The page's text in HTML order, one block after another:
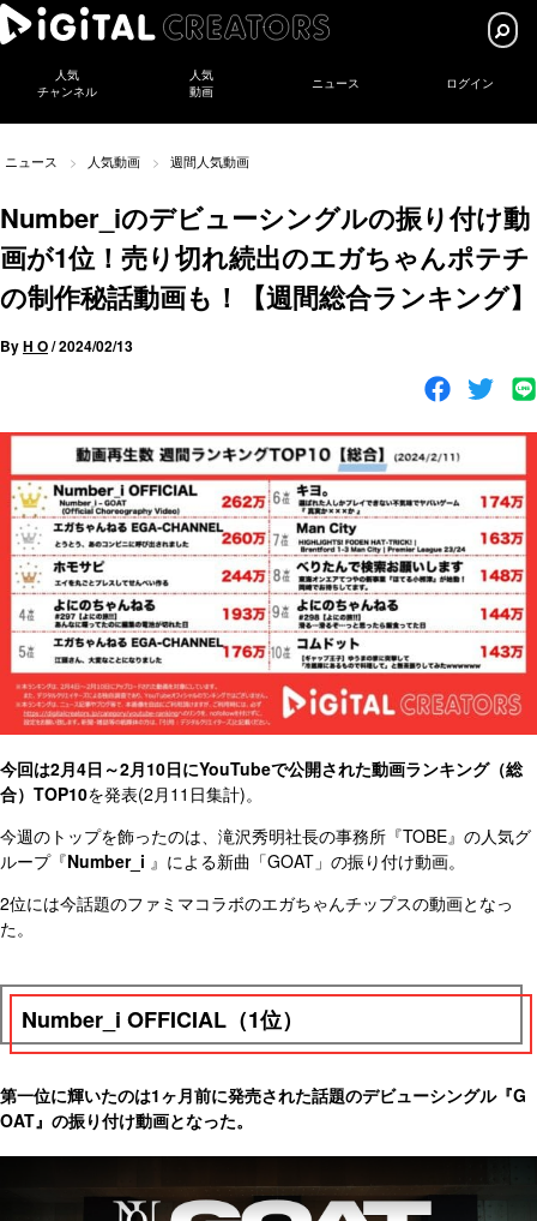
人気
チャンネル
人気
動画
ニュース ログイン
ニュース 人気動画 週間人気動画
Number_iのデビューシングルの振り付け動
画が1位！売り切れ続出のエガちゃんポテチ
の制作秘話動画も！【週間総合ランキング】
ByH O/2024/02/13
今回は2月4日～2月10日にYouTubeで公開された動画ランキング（総
合）TOP10を発表(2月11日集計)。
今週のトップを飾ったのは、滝沢秀明社長の事務所『TOBE』の人気グ
ループ『Number_i 』による新曲「GOAT」の振り付け動画。
2位には今話題のファミマコラボのエガちゃんチップスの動画となっ
た。
Number_i OFFICIAL（1位）
第一位に輝いたのは1ヶ月前に発売された話題のデビューシングル『G
OAT』の振り付け動画となった。